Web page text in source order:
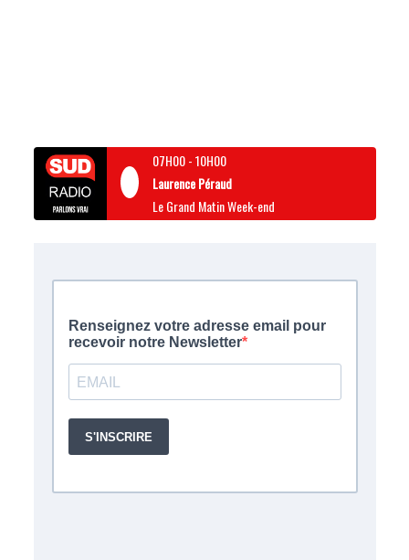
07H00-10H00
Laurence Péraud
Le Grand Matin Week-end